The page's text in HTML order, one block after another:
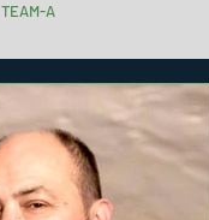
TEAM-A